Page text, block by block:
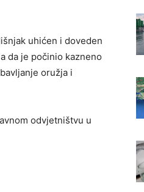
uhićen i doveden
da je počinio kazneno
oružja i
odvjetništvu u